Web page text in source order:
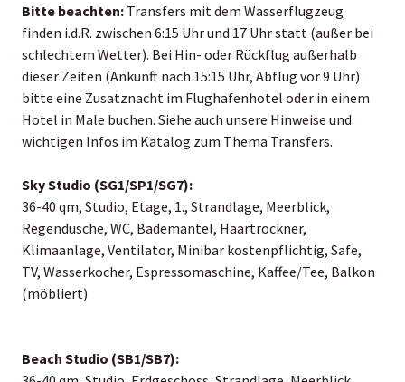
Bitte beachten: Transfers mit dem Wasserflugzeug
finden i.d.R. zwischen 6:15 Uhr und 17 Uhr statt (außer bei
schlechtem Wetter). Bei Hin- oder Rückflug außerhalb
dieser Zeiten (Ankunft nach 15:15 Uhr, Abflug vor 9 Uhr)
bitte eine Zusatznacht im Flughafenhotel oder in einem
Hotel in Male buchen. Siehe auch unsere Hinweise und
wichtigen Infos im Katalog zum Thema Transfers.
Sky Studio (SG1/SP1/SG7):
36-40 qm, Studio, Etage, 1., Strandlage, Meerblick,
Regendusche, WC, Bademantel, Haartrockner,
Klimaanlage, Ventilator, Minibar kostenpflichtig, Safe,
TV, Wasserkocher, Espressomaschine, Kaffee/Tee, Balkon
(möbliert)
Beach Studio (SB1/SB7):